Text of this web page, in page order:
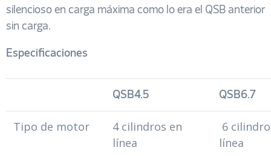
silencioso en carga máxima como lo era el QSB anterior
sin carga.
Especificaciones
QSB4.5 QSB6.7
Tipo de motor
4 cilindros en
línea
6
línea